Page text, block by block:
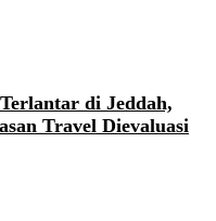
di Jeddah,
Travel Dievaluasi